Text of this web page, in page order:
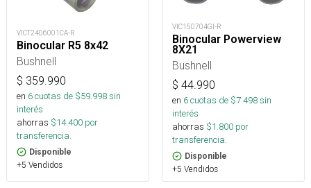
VICT2406001CA-R
Binocular R5 8x42
Bushnell
$ 359.990
en 6cuotas de $59.998sin
interés
ahorras $14.400 por
transferencia.
Disponible
+5 Vendidos
VIC150704GI-R
Binocular Powerview
8X21
Bushnell
$ 44.990
en 6cuotas de $7.498sin
interés
ahorras $1.800 por
transferencia.
Disponible
+5 Vendidos